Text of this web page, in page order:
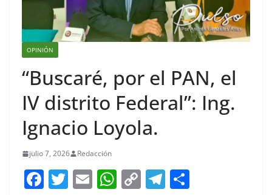
OPINIÓN
“Buscaré, por el PAN, el
IV distrito Federal”: Ing.
Ignacio Loyola.
julio 7, 2026 Redacción
F T E W C T